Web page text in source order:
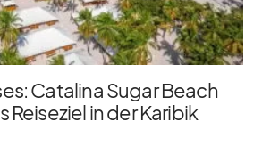
Catalina Sugar Beach
Reiseziel in der Karibik